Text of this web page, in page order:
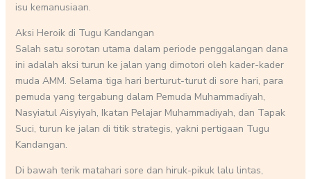
isu kemanusiaan.
Aksi Heroik di Tugu Kandangan
Salah satu sorotan utama dalam periode penggalangan dana
ini adalah aksi turun ke jalan yang dimotori oleh kader-kader
muda AMM. Selama tiga hari berturut-turut di sore hari, para
pemuda yang tergabung dalam Pemuda Muhammadiyah,
Nasyiatul Aisyiyah, Ikatan Pelajar Muhammadiyah, dan Tapak
Suci, turun ke jalan di titik strategis, yakni pertigaan Tugu
Kandangan.
Di bawah terik matahari sore dan hiruk-pikuk lalu lintas,